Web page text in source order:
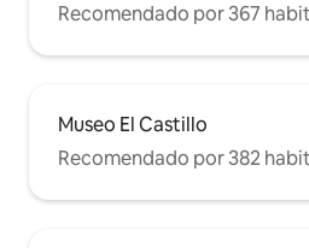
Recomendado por 367
Museo El Castillo
Recomendado por 382